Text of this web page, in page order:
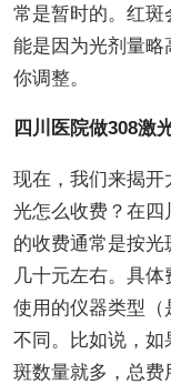
常是暂时的。红斑
能是因为光剂量略
你调整。
四川医院做308激
现在，我们来揭开
光怎么收费？在四
的收费通常是按
几十元左右。具
使用的仪器类型（
不同。比如说，
斑数量就多，总